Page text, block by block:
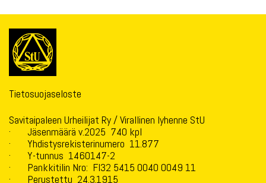
Tietosuojaseloste
Savitaipaleen Urheilijat Ry / Virallinen lyhenne StU
· Jäsenmäärä v.2025 740 kpl
· Yhdistysrekisterinumero 11.877
· Y-tunnus 1460147-2
· Pankkitilin Nro: FI32 5415 0040 0049 11
· Perustettu 24.3.1915